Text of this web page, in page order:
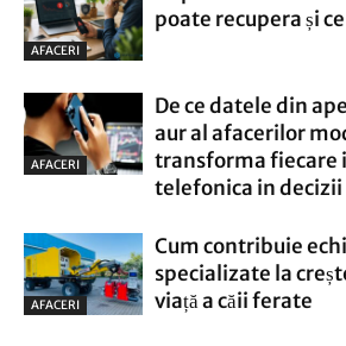
AFACERI
poate recupera și
AFACERI
De ce datele din
aur al afacerilor
transforma fiecare
telefonica in
AFACERI
Cum contribuie
specializate la
viață a căii ferate